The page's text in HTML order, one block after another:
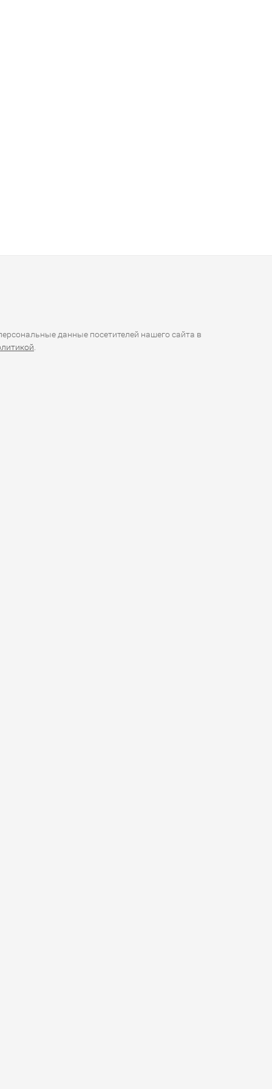
данные посетителей нашего сайта в